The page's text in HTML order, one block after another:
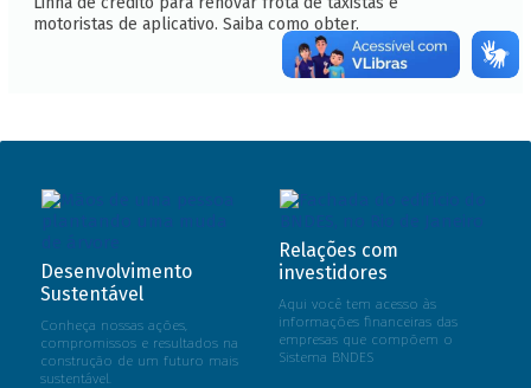
motoristas de aplicativo. Saiba como obter.
Desenvolvimento
Sustentável
Conheça nossas ações,
compromissos e resultados na
construção de um futuro mais
sustentável.
Relações com
investidores
Aqui você tem acesso às
informações financeiras das
empresas que compõem o
Sistema BNDES